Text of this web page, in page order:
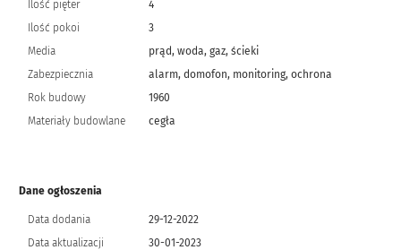
Ilość pięter
4
Ilość pokoi
3
Media
prąd, woda, gaz, ścieki
Zabezpiecznia
alarm, domofon, monitoring, ochrona
Rok budowy
1960
Materiały budowlane
cegła
Dane ogłoszenia
Data dodania
29-12-2022
Data aktualizacji
30-01-2023